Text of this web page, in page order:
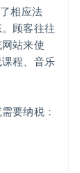
相应法
顾客往往
站来使
程、音乐
要纳税：